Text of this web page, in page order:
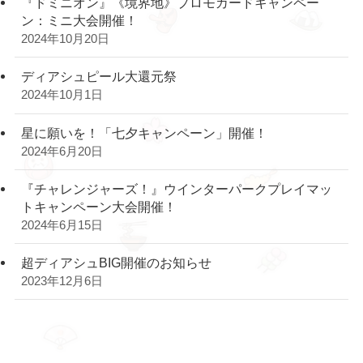
ン：ミニ大会開催！
2024年10月20日
ディアシュピール大還元祭
2024年10月1日
星に願いを！「七夕キャンペーン」開催！
2024年6月20日
『チャレンジャーズ！』ウインターパークプレイマッ
トキャンペーン大会開催！
2024年6月15日
超ディアシュBIG開催のお知らせ
2023年12月6日